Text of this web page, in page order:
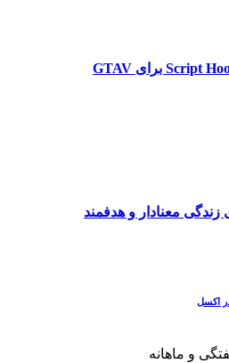
معنادار و هدفمند
اکسل
و ماهانه